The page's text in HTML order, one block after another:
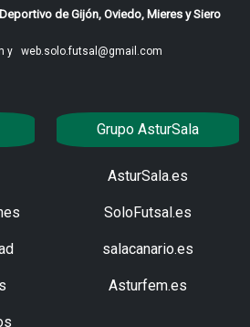
de Gijón, Oviedo, Mieres y Siero
y web.solo.futsal@gmail.com
Grupo AsturSala
AsturSala.es
SoloFutsal.es
salacanario.es
Asturfem.es